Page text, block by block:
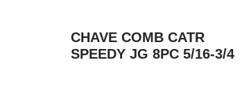
CHAVE COMB CATR
SPEEDY JG 8PC 5/16-3/4